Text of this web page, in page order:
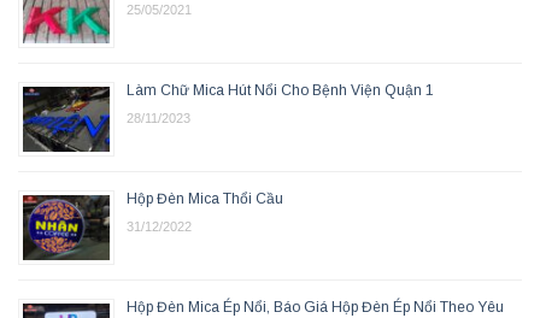
25/05/2021
Làm Chữ Mica Hút Nổi Cho Bệnh Viện Quận 1
28/11/2023
Hộp Đèn Mica Thổi Cầu
31/12/2022
Hộp Đèn Mica Ép Nổi, Báo Giá Hộp Đèn Ép Nổi Theo Yêu